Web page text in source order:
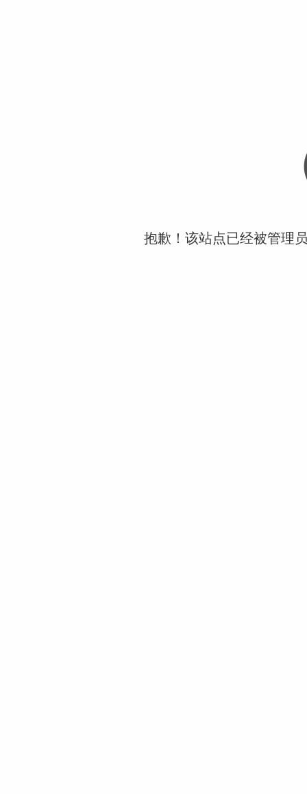
抱歉！该站点已经被管理